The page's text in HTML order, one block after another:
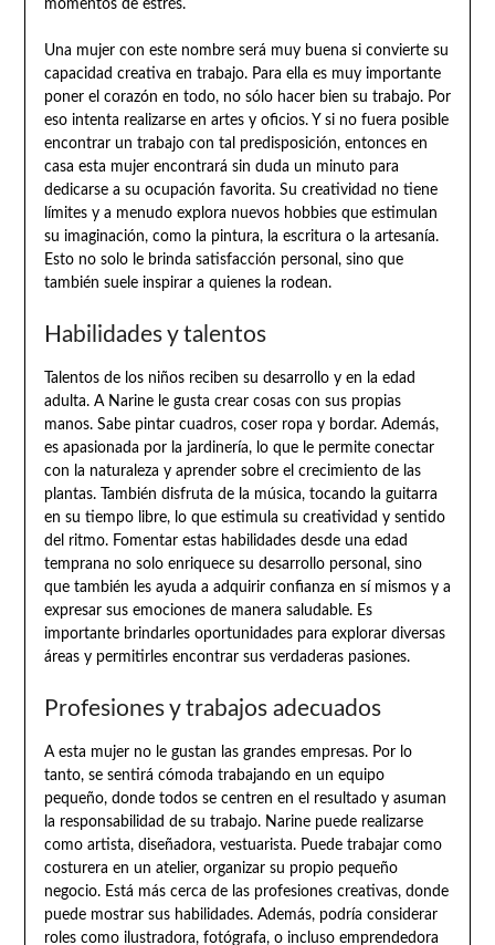
momentos de estrés.
Una mujer con este nombre será muy buena si convierte su
capacidad creativa en trabajo. Para ella es muy importante
poner el corazón en todo, no sólo hacer bien su trabajo. Por
eso intenta realizarse en artes y oficios. Y si no fuera posible
encontrar un trabajo con tal predisposición, entonces en
casa esta mujer encontrará sin duda un minuto para
dedicarse a su ocupación favorita. Su creatividad no tiene
límites y a menudo explora nuevos hobbies que estimulan
su imaginación, como la pintura, la escritura o la artesanía.
Esto no solo le brinda satisfacción personal, sino que
también suele inspirar a quienes la rodean.
Habilidades y talentos
Talentos de los niños reciben su desarrollo y en la edad
adulta. A Narine le gusta crear cosas con sus propias
manos. Sabe pintar cuadros, coser ropa y bordar. Además,
es apasionada por la jardinería, lo que le permite conectar
con la naturaleza y aprender sobre el crecimiento de las
plantas. También disfruta de la música, tocando la guitarra
en su tiempo libre, lo que estimula su creatividad y sentido
del ritmo. Fomentar estas habilidades desde una edad
temprana no solo enriquece su desarrollo personal, sino
que también les ayuda a adquirir confianza en sí mismos y a
expresar sus emociones de manera saludable. Es
importante brindarles oportunidades para explorar diversas
áreas y permitirles encontrar sus verdaderas pasiones.
Profesiones y trabajos adecuados
A esta mujer no le gustan las grandes empresas. Por lo
tanto, se sentirá cómoda trabajando en un equipo
pequeño, donde todos se centren en el resultado y asuman
la responsabilidad de su trabajo. Narine puede realizarse
como artista, diseñadora, vestuarista. Puede trabajar como
costurera en un atelier, organizar su propio pequeño
negocio. Está más cerca de las profesiones creativas, donde
puede mostrar sus habilidades. Además, podría considerar
roles como ilustradora, fotógrafa, o incluso emprendedora